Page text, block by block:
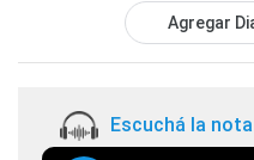
Agregar
Escuchá la